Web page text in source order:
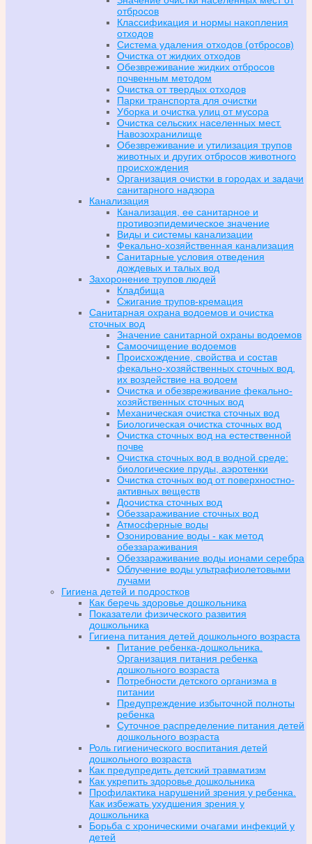
отбросов
Классификация и нормы накопления
отходов
Система удаления отходов (отбросов)
Очистка от жидких отходов
Обезвреживание жидких отбросов
почвенным методом
Очистка от твердых отходов
Парки транспорта для очистки
Уборка и очистка улиц от мусора
Очистка сельских населенных мест.
Навозохранилище
Обезвреживание и утилизация трупов
животных и других отбросов животного
происхождения
Организация очистки в городах и задачи
санитарного надзора
Канализация
Канализация, ее санитарное и
противоэпидемическое значение
Виды и системы канализации
Фекально-хозяйственная канализация
Санитарные условия отведения
дождевых и талых вод
Захоронение трупов людей
Кладбища
Сжигание трупов-кремация
Санитарная охрана водоемов и очистка
сточных вод
Значение санитарной охраны водоемов
Самоочищение водоемов
Происхождение, свойства и состав
фекально-хозяйственных сточных вод,
их воздействие на водоем
Очистка и обезвреживание фекально-
хозяйственных сточных вод
Механическая очистка сточных вод
Биологическая очистка сточных вод
Очистка сточных вод на естественной
почве
Очистка сточных вод в водной среде:
биологические пруды, аэротенки
Очистка сточных вод от поверхностно-
активных веществ
Доочистка сточных вод
Обеззараживание сточных вод
Атмосферные воды
Озонирование воды - как метод
обеззараживания
Обеззараживание воды ионами серебра
Облучение воды ультрафиолетовыми
лучами
Гигиена детей и подростков
Как беречь здоровье дошкольника
Показатели физического развития
дошкольника
Гигиена питания детей дошкольного возраста
Питание ребенка-дошкольника.
Организация питания ребенка
дошкольного возраста
Потребности детского организма в
питании
Предупреждение избыточной полноты
ребенка
Суточное распределение питания детей
дошкольного возраста
Роль гигиенического воспитания детей
дошкольного возраста
Как предупредить детский травматизм
Как укрепить здоровье дошкольника
Профилактика нарушений зрения у ребенка.
Как избежать ухудшения зрения у
дошкольника
Борьба с хроническими очагами инфекций у
детей